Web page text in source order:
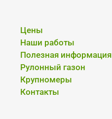
Цены
Наши работы
Полезная информация
Рулонный газон
Крупномеры
Контакты